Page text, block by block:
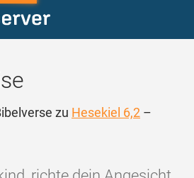
zu Hesekiel 6,2 –